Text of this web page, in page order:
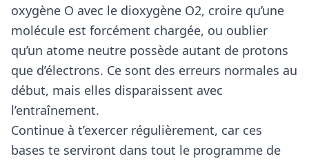
oxygène O avec le dioxygène O2, croire qu’une
molécule est forcément chargée, ou oublier
qu’un atome neutre possède autant de protons
que d’électrons. Ce sont des erreurs normales au
début, mais elles disparaissent avec
l’entraînement.
Continue à t’exercer régulièrement, car ces
bases te serviront dans tout le programme de